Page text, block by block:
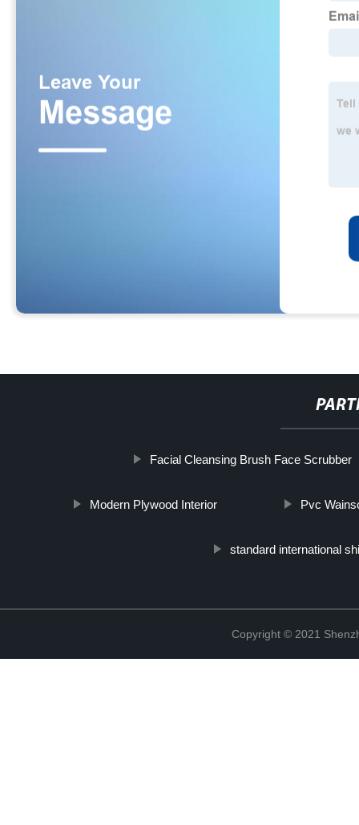
Facial Cleansing Brush Face Scrubber
Modern Plywood Interior Pvc
standard international
Copyright © 2021